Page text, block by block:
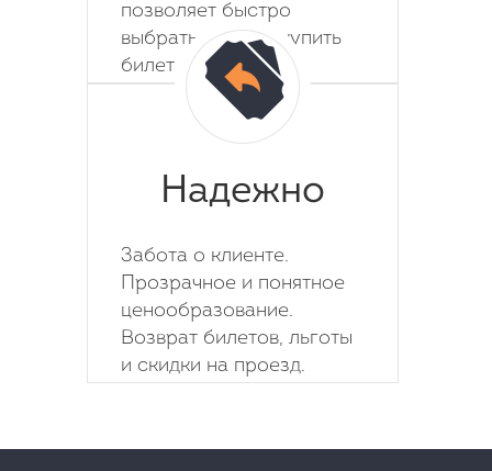
позволяет быстро
выбрать место и купить
билет на автобус.
Надежно
Забота о клиенте.
Прозрачное и понятное
ценообразование.
Возврат билетов, льготы
и скидки на проезд.